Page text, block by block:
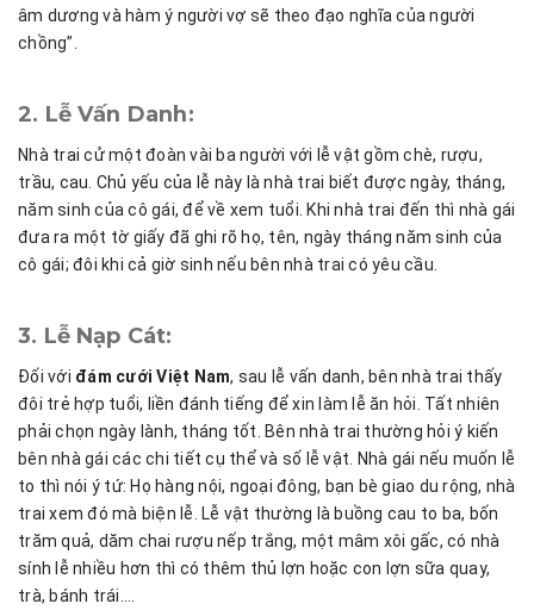
âm dương và hàm ý người vợ sẽ theo đạo nghĩa của người
chồng”.
2. Lễ Vấn Danh:
Nhà trai cử một đoàn vài ba người với lễ vật gồm chè, rượu,
trầu, cau. Chủ yếu của lễ này là nhà trai biết được ngày, tháng,
năm sinh của cô gái, để về xem tuổi. Khi nhà trai đến thì nhà gái
đưa ra một tờ giấy đã ghi rõ họ, tên, ngày tháng năm sinh của
cô gái; đôi khi cả giờ sinh nếu bên nhà trai có yêu cầu.
3. Lễ Nạp Cát:
Đối với đám cưới Việt Nam, sau lễ vấn danh, bên nhà trai thấy
đôi trẻ hợp tuổi, liền đánh tiếng để xin làm lễ ăn hỏi. Tất nhiên
phải chọn ngày lành, tháng tốt. Bên nhà trai thường hỏi ý kiến
bên nhà gái các chi tiết cụ thể và số lễ vật. Nhà gái nếu muốn lễ
to thì nói ý tứ: Họ hàng nội, ngoại đông, bạn bè giao du rộng, nhà
trai xem đó mà biện lễ. Lễ vật thường là buồng cau to ba, bốn
trăm quả, dăm chai rượu nếp trắng, một mâm xôi gấc, có nhà
sính lễ nhiều hơn thì có thêm thủ lợn hoặc con lợn sữa quay,
trà, bánh trái….